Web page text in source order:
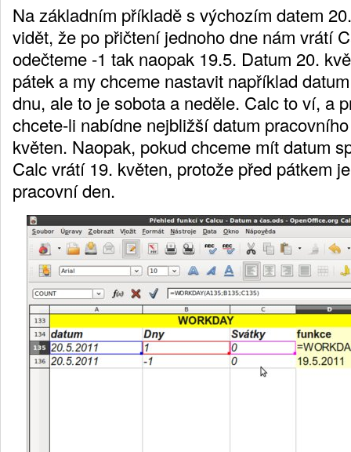
Na základním příkladě s výchozím datem
vidět, že po přičtení jednoho dne nám vrátí
odečteme -1 tak naopak 19.5. Datum 20.
pátek a my chceme nastavit například
dnu, ale to je sobota a neděle. Calc to ví, a
chcete-li nabídne nejbližší datum
květen. Naopak, pokud chceme mít datum
Calc vrátí 19. květen, protože před pátkem
pracovní den.